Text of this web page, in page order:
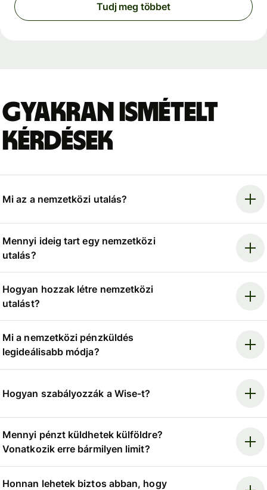
Tudj meg többet
Gyakran ismételt
kérdések
Mi az a nemzetközi utalás?
Mennyi ideig tart egy nemzetközi
utalás?
Hogyan hozzak létre nemzetközi
utalást?
Mi a nemzetközi pénzküldés
legideálisabb módja?
Hogyan szabályozzák a Wise-t?
Mennyi pénzt küldhetek külföldre?
Vonatkozik erre bármilyen limit?
Honnan lehetek biztos abban, hogy